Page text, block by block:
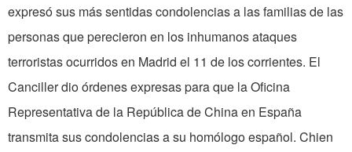
expresó sus más sentidas condolencias a las familias de las
personas que perecieron en los inhumanos ataques
terroristas ocurridos en Madrid el 11 de los corrientes. El
Canciller dio órdenes expresas para que la Oficina
Representativa de la República de China en España
transmita sus condolencias a su homólogo español. Chien